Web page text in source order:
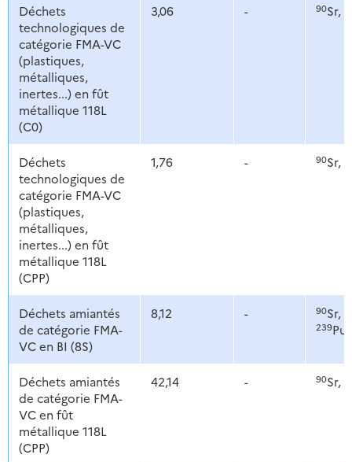
Déchets
technologiques de
catégorie FMA-VC
(plastiques,
métalliques,
inertes...) en fût
métallique 118L
(C0)
3,06 - 90Sr,
Déchets
technologiques de
catégorie FMA-VC
(plastiques,
métalliques,
inertes...) en fût
métallique 118L
(CPP)
1,76 - 90Sr,
Déchets amiantés
de catégorie FMA-
VC en BI (8S)
8,12 - 90Sr,
239Pu
Déchets amiantés
de catégorie FMA-
VC en fût
métallique 118L
(CPP)
42,14 - 90Sr,